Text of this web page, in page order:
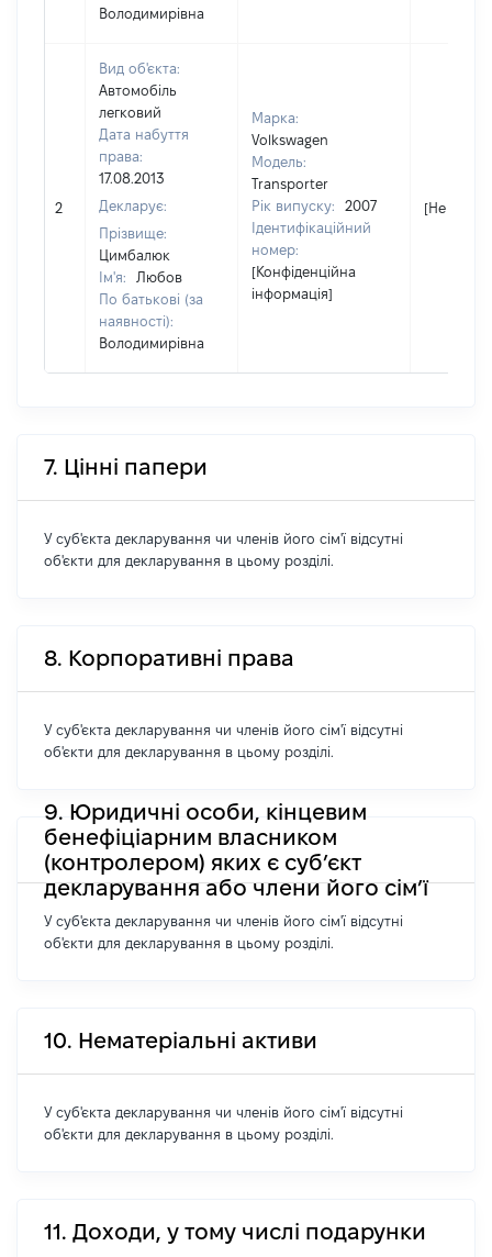
Володимирівна
2
Вид об'єкта:
Автомобіль
легковий
Дата набуття
права:
17.08.2013
Декларує:
Прізвище:
Цимбалюк
Ім'я:
Любов
По батькові (за
наявності):
Володимирівна
Марка:
Volkswagen
Модель:
Transporter
Рік випуску:
2007
Ідентифікаційний
номер:
[Конфіденційна
інформація]
[Не
7. Цінні папери
У суб'єкта декларування чи членів його сім'ї відсутні
об'єкти для декларування в цьому розділі.
8. Корпоративні права
У суб'єкта декларування чи членів його сім'ї відсутні
об'єкти для декларування в цьому розділі.
9. Юридичні особи, кінцевим
бенефіціарним власником
(контролером) яких є суб’єкт
декларування або члени його сім’ї
У суб'єкта декларування чи членів його сім'ї відсутні
об'єкти для декларування в цьому розділі.
10. Нематеріальні активи
У суб'єкта декларування чи членів його сім'ї відсутні
об'єкти для декларування в цьому розділі.
11. Доходи, у тому числі подарунки